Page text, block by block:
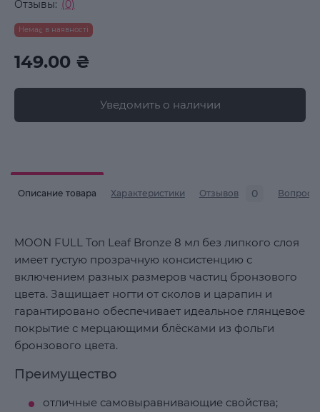
Отзывы: (0)
Немає в наявності
149.00 ₴
Уведомить о наличии
Описание товара Характеристики Отзывов 0 Вопросы
MOON FULL Toп Leaf Bronze 8 мл без липкого слоя
имеет густую прозрачную консистенцию с
включением разных размеров частиц бронзового
цвета. Защищает ногти от сколов и царапин и
гарантировано обеспечивает идеальное глянцевое
покрытие с мерцающими блёсками из фольги
бронзового цвета.
Преимущество
отличные самовыравнивающие свойства;